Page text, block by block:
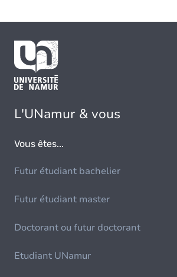
L'UNamur & vous
Vous êtes...
Futur étudiant bachelier
Futur étudiant master
Doctorant ou futur doctorant
Etudiant UNamur